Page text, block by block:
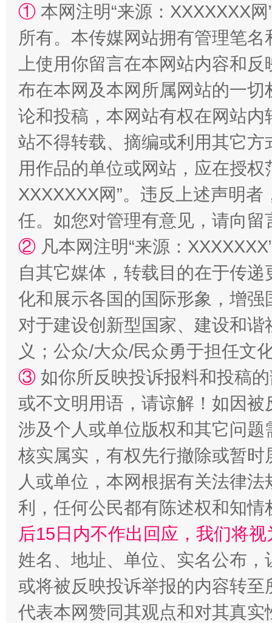
招工难、用工荒背后
网上购药对药下症？
这是一记警钟！ 谢
在谋一域中谋全局
① 本网注明“来源：XXXXXXX
所有。本传媒网站拥有管理笔
上使用你留言在本网站内容和
布在本网及本网所属网站的一
论和投稿，本网站有权在网站
站不得转载、摘编或利用其它
用作品的单位或网站，应在授
XXXXXXX网”。违反上述声明
任。如您对管理有意见，请向
② 凡本网注明“来源：
自其它媒体，转载目的在于传
化和展示各国的国际形象，增
对于建设创新型国家、建设和
义；公众/大众/民众勇于担任文
③ 如你所反映投诉报料和投稿
或不文明用语，请谅解！如因
涉及个人或单位版权和其它问题
核实属实，有权先行撤除或暂
人或单位，本网根据有关法律
利，任何公民都有陈述权和知情
后15日内不作出回应，我们将
姓名、地址、单位、实名公布
或将被反映投诉举报的内容转
代表本网赞同其观点和对其真实